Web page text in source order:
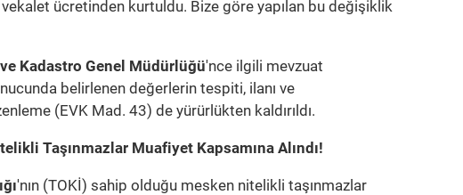
ücretinden kurtuldu. Bize göre yapılan bu değişiklik
Kadastro Genel Müdürlüğü'nce ilgili mevzuat
belirlenen değerlerin tespiti, ilanı ve
(EVK Mad. 43) de yürürlükten kaldırıldı.
Taşınmazlar Muafiyet Kapsamına Alındı!
'nın (TOKİ) sahip olduğu mesken nitelikli taşınmazlar